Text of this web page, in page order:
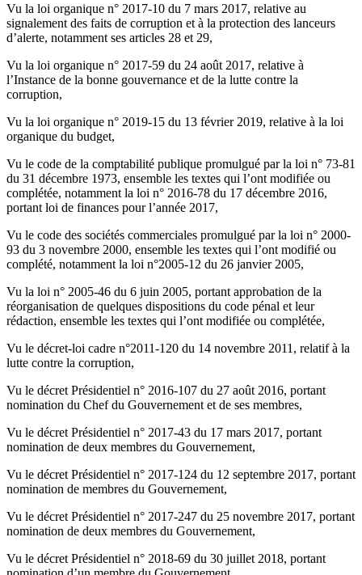
Vu la loi organique n° 2017-10 du 7 mars 2017, relative au
signalement des faits de corruption et à la protection des lanceurs
d’alerte, notamment ses articles 28 et 29,
Vu la loi organique n° 2017-59 du 24 août 2017, relative à
l’Instance de la bonne gouvernance et de la lutte contre la
corruption,
Vu la loi organique n° 2019-15 du 13 février 2019, relative à la loi
organique du budget,
Vu le code de la comptabilité publique promulgué par la loi n° 73-81
du 31 décembre 1973, ensemble les textes qui l’ont modifiée ou
complétée, notamment la loi n° 2016-78 du 17 décembre 2016,
portant loi de finances pour l’année 2017,
Vu le code des sociétés commerciales promulgué par la loi n° 2000-
93 du 3 novembre 2000, ensemble les textes qui l’ont modifié ou
complété, notamment la loi n°2005-12 du 26 janvier 2005,
Vu la loi n° 2005-46 du 6 juin 2005, portant approbation de la
réorganisation de quelques dispositions du code pénal et leur
rédaction, ensemble les textes qui l’ont modifiée ou complétée,
Vu le décret-loi cadre n°2011-120 du 14 novembre 2011, relatif à la
lutte contre la corruption,
Vu le décret Présidentiel n° 2016-107 du 27 août 2016, portant
nomination du Chef du Gouvernement et de ses membres,
Vu le décret Présidentiel n° 2017-43 du 17 mars 2017, portant
nomination de deux membres du Gouvernement,
Vu le décret Présidentiel n° 2017-124 du 12 septembre 2017, portant
nomination de membres du Gouvernement,
Vu le décret Présidentiel n° 2017-247 du 25 novembre 2017, portant
nomination de deux membres du Gouvernement,
Vu le décret Présidentiel n° 2018-69 du 30 juillet 2018, portant